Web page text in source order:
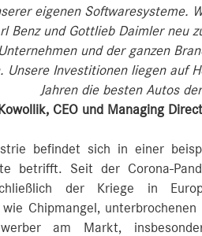
eigenen Softwaresysteme.
Benz und Gottlieb Daimler neu
und der ganzen
Unsere Investitionen liegen auf
Jahren die besten Autos
CEO und Managing
befindet sich in einer
betrifft. Seit der Corona-
der Kriege in
wie Chipmangel,
am Markt,